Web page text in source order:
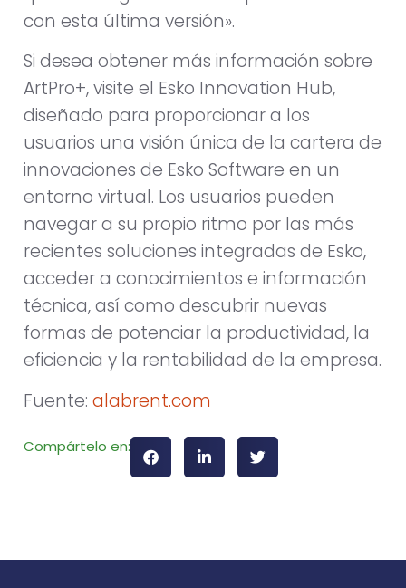
con esta última versión».
Si desea obtener más información sobre
ArtPro+, visite el Esko Innovation Hub,
diseñado para proporcionar a los
usuarios una visión única de la cartera de
innovaciones de Esko Software en un
entorno virtual. Los usuarios pueden
navegar a su propio ritmo por las más
recientes soluciones integradas de Esko,
acceder a conocimientos e información
técnica, así como descubrir nuevas
formas de potenciar la productividad, la
eficiencia y la rentabilidad de la empresa.
Fuente: alabrent.com
Compártelo en: